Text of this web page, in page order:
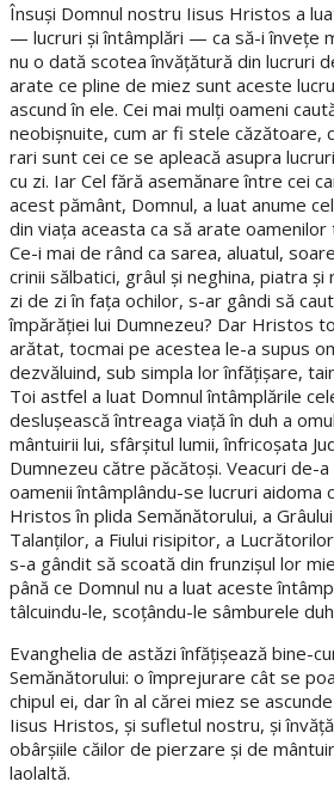
Însuşi Domnul nostru Iisus Hristos a
— lucruri şi întâmplări — ca să-i înveţe
nu o dată scotea învăţătură din lucruri
arate ce pline de miez sunt aceste
ascund în ele. Cei mai mulţi oameni
neobişnuite, cum ar fi stele căzătoare,
rari sunt cei ce se apleacă asupra
cu zi. Iar Cel fără asemănare între cei
acest pământ, Domnul, a luat anume
din viaţa aceasta ca să arate oamenilor
Ce-i mai de rând ca sarea, aluatul,
crinii sălbatici, grâul şi neghina, piatra şi
zi de zi în faţa ochilor, s-ar gândi să
împărăţiei lui Dumnezeu? Dar Hristos
arătat, tocmai pe acestea le-a supus
dezvăluind, sub simpla lor înfăţişare,
Toi astfel a luat Domnul întâmplările
desluşească întreaga viaţă în duh a
mântuirii lui, sfârşitul lumii, înfricoşata
Dumnezeu către păcătoşi. Veacuri de-
oamenii întâmplându-se lucruri aidoma
Hristos în plida Semănătorului, a
Talanţilor, a Fiului risipitor, a
s-a gândit să scoată din frunzişul lor
până ce Domnul nu a luat aceste
tâlcuindu-le, scoţându-le sâmburele
Evanghelia de astăzi înfăţişează bine-
Semănătorului: o împrejurare cât se
chipul ei, dar în al cărei miez se
Iisus Hristos, şi sufletul nostru, şi
obârşiile căilor de pierzare şi de
laolaltă.